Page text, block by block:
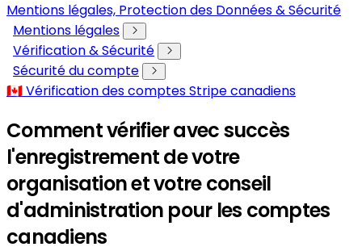
Mentions légales, Protection des Données & Sécurité
Mentions légales
Vérification & Sécurité
Sécurité du compte
🇨🇦 Vérification des comptes Stripe canadiens
Comment vérifier avec succès
l'enregistrement de votre
organisation et votre conseil
d'administration pour les comptes
canadiens